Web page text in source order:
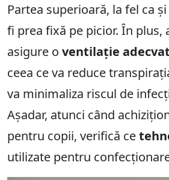
Partea superioară, la fel ca
fi prea fixă pe picior. În plus,
asigure o ventilație
ceea ce va reduce
va minimaliza riscul de
Așadar, atunci când
pentru copii, verifică ce
utilizate pentru